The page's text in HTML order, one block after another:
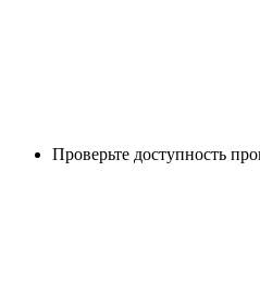
Проверьте доступность